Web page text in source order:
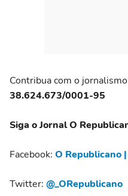
Contribua com o
38.624.673/0001-95
Siga o Jornal O
Facebook: O Republicano
Twitter: @_ORepublicano